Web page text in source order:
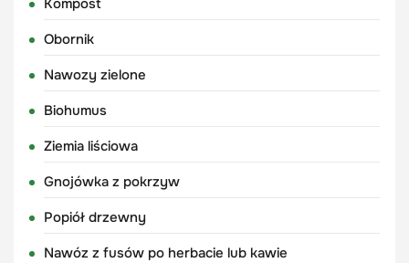
Obornik
Nawozy zielone
Biohumus
Ziemia liściowa
Gnojówka z pokrzyw
Popiół drzewny
Nawóz z fusów po herbacie lub kawie